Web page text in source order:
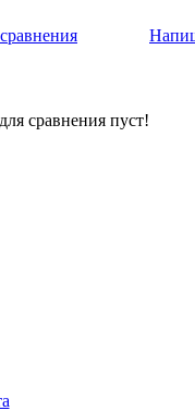
сравнения пуст!